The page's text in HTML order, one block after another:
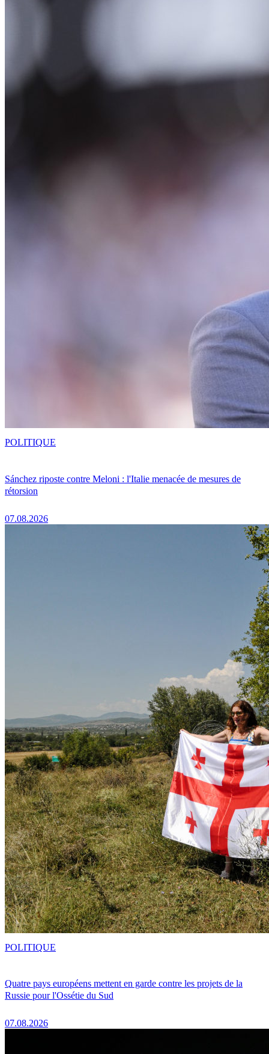
Sánchez riposte contre Meloni : l'Italie menacée de mesures de
rétorsion
07.08.2026
POLITIQUE
Quatre pays européens mettent en garde contre les projets de la
Russie pour l'Ossétie du Sud
07.08.2026
POLITIQUE